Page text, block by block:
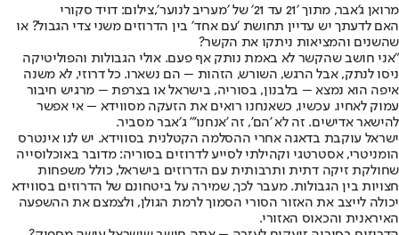
מרואן ג'אבר, מתוך ׳21 עד 21׳ של ׳מעריב לנוער׳,צילום: דויד סקורי
האם לדעתך יש עדיין תחושת ׳עם אחד׳ בין הדרוזים משני צדי הגבול? או
שהשנים והמציאות ניתקו את הקשר?
"אני חושב שהקשר לא באמת נותק אף פעם. אולי הגבולות והפוליטיקה
ניסו לנתק, אבל הרגש, השורש, הזהות – הם נשארו. כל דרוזי, לא משנה
איפה הוא נמצא – בלבנון, בסוריה, בישראל או בצרפת – מרגיש חיבור
עמוק לאחיו. עכשיו, כשאנחנו רואים את הזעקה מסווידא – אי אפשר
להישאר אדישים. זה לא 'הם', זה 'אנחנו'" ג׳אבר מסביר.
ישראל עוקבת בדאגה אחרי ההסלמה הקטלנית בסווידא. יש לנו אינטרס
הומניטרי, אסטרטגי וקהילתי לסייע לדרוזים בסוריה: מדובר באוכלוסייה
שחולקת זיקה דתית ותרבותית עם הדרוזים בישראל, כולל משפחות
חצויות בין הגבולות. מעבר לכך, שמירה על ביטחונם של הדרוזים בסווידא
יכולה לייצב את האזור הסורי הסמוך לרמת הגולן, ולצמצם את ההשפעה
האיראנית והכאוס האזורי.